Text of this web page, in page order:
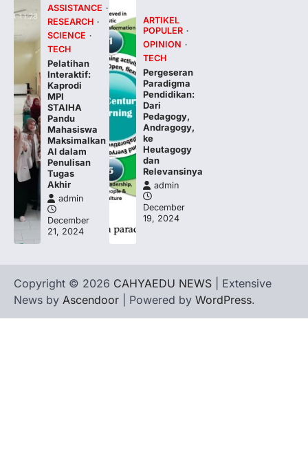
4
Gresik, 29 Desember 2024 – Yayasan
Sohib Sukses Setia (YS3) kembali
menunjukkan komitmennya dalam
mendukung…
ASSISTANCE
RESEARCH
SCIENCE
TECH
Pelatihan
Interaktif:
Kaprodi
MPI
STAIHA
Pandu
Mahasiswa
Maksimalkan
AI dalam
Penulisan
Tugas
Akhir
admin
December
21, 2024
ARTIKEL
POPULER
OPINION
TECH
Pergeseran
Paradigma
Pendidikan:
Dari
Pedagogy,
Andragogy,
ke
Heutagogy
dan
Relevansinya
admin
December
19, 2024
Copyright © 2026 CAHYAEDU NEWS | Extensive
News by Ascendoor | Powered by WordPress.